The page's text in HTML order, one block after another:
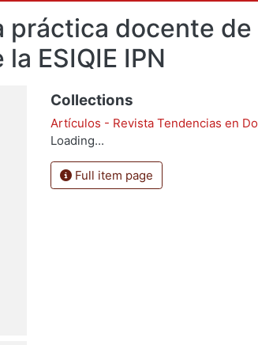
práctica docente
ESIQIE IPN
Collections
Artículos - Revista Tendencias en
Loading...
Full item page